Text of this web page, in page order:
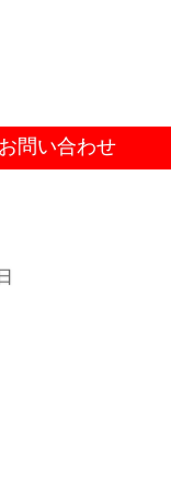
お問い合わせ